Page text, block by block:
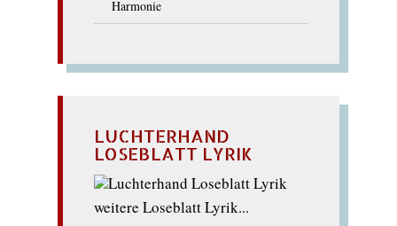
Harmonie
LUCHTERHAND
LOSEBLATT LYRIK
weitere Loseblatt Lyrik...